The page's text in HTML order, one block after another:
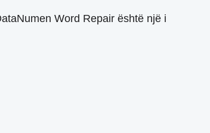
Word Repair është një i